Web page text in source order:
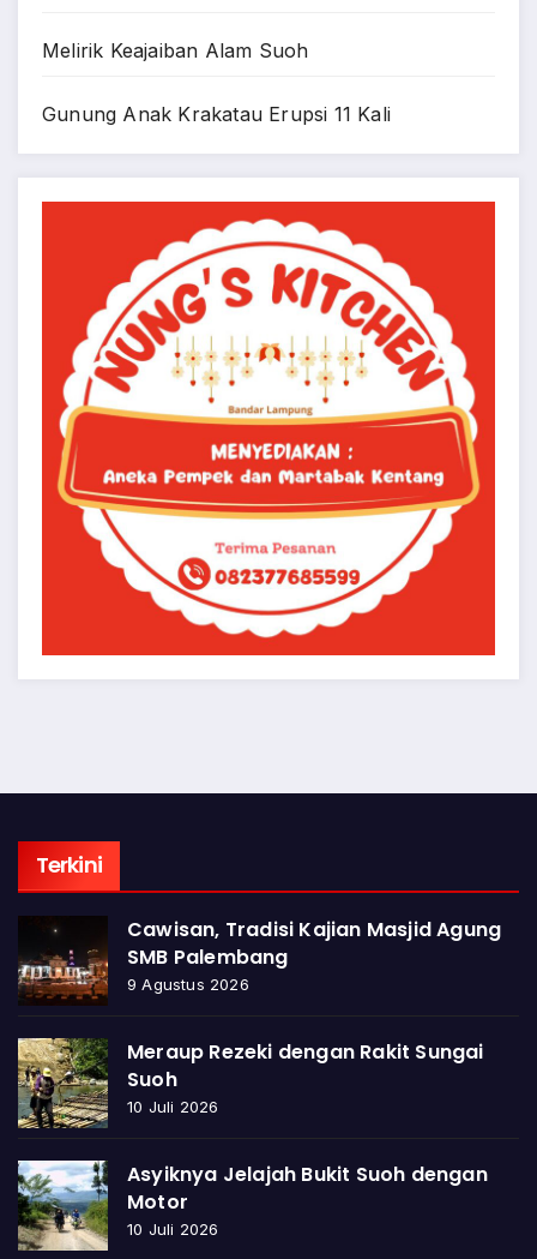
Melirik Keajaiban Alam Suoh
Gunung Anak Krakatau Erupsi 11 Kali
Terkini
Cawisan, Tradisi Kajian Masjid Agung
SMB Palembang
9 Agustus 2026
Meraup Rezeki dengan Rakit Sungai
Suoh
10 Juli 2026
Asyiknya Jelajah Bukit Suoh dengan
Motor
10 Juli 2026